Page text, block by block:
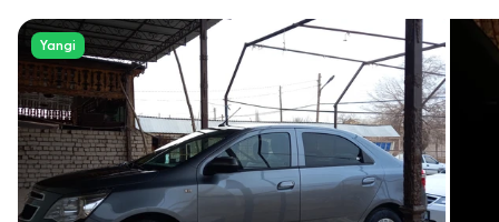
Yangi